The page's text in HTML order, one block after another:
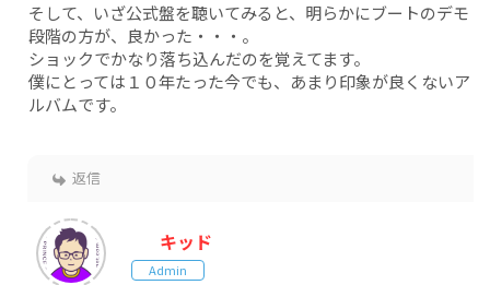
そして、いざ公式盤を聴いてみると、明らかにブートのデモ
段階の方が、良かった・・・。
ショックでかなり落ち込んだのを覚えてます。
僕にとっては１０年たった今でも、あまり印象が良くないア
ルバムです。
返信
キッド
Admin